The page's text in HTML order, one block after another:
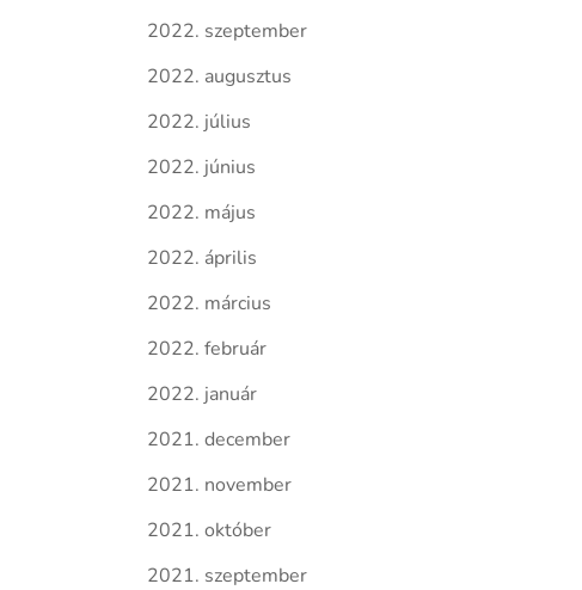
2022. szeptember
2022. augusztus
2022. július
2022. június
2022. május
2022. április
2022. március
2022. február
2022. január
2021. december
2021. november
2021. október
2021. szeptember